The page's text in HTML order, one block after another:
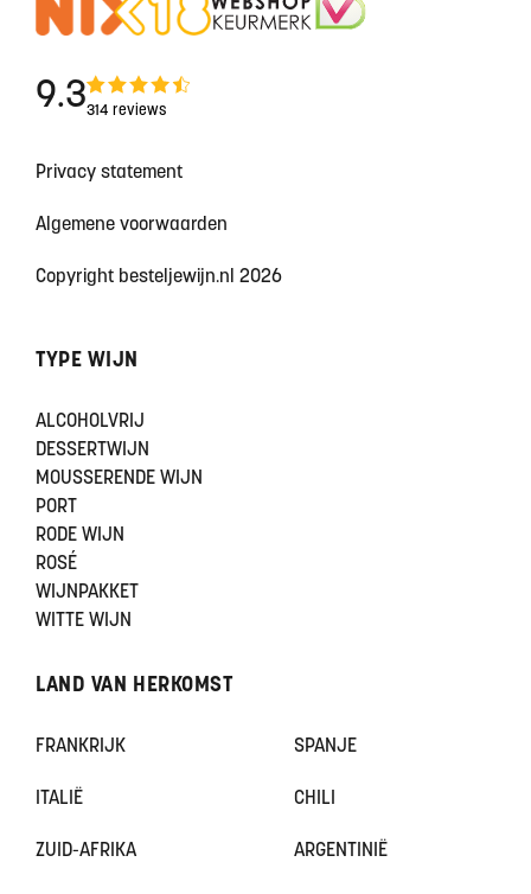
9.3314 reviews
Privacy statement
Algemene voorwaarden
Copyright besteljewijn.nl 2026
TYPE WIJN
ALCOHOLVRIJ
DESSERTWIJN
MOUSSERENDE WIJN
PORT
RODE WIJN
ROSÉ
WIJNPAKKET
WITTE WIJN
LAND VAN HERKOMST
FRANKRIJK SPANJE
ITALIË CHILI
ZUID-AFRIKA ARGENTINIË